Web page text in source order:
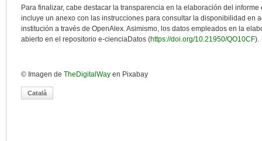
Para finalizar, cabe destacar la transparencia en la elaboración del
incluye un anexo con las instrucciones para consultar la disponibilidad en
institución a través de OpenAlex. Asimismo, los datos empleados en la
abierto en el repositorio e-cienciaDatos (https://doi.org/10.21950/QO10CF).
© Imagen de TheDigitalWay en Pixabay
Català